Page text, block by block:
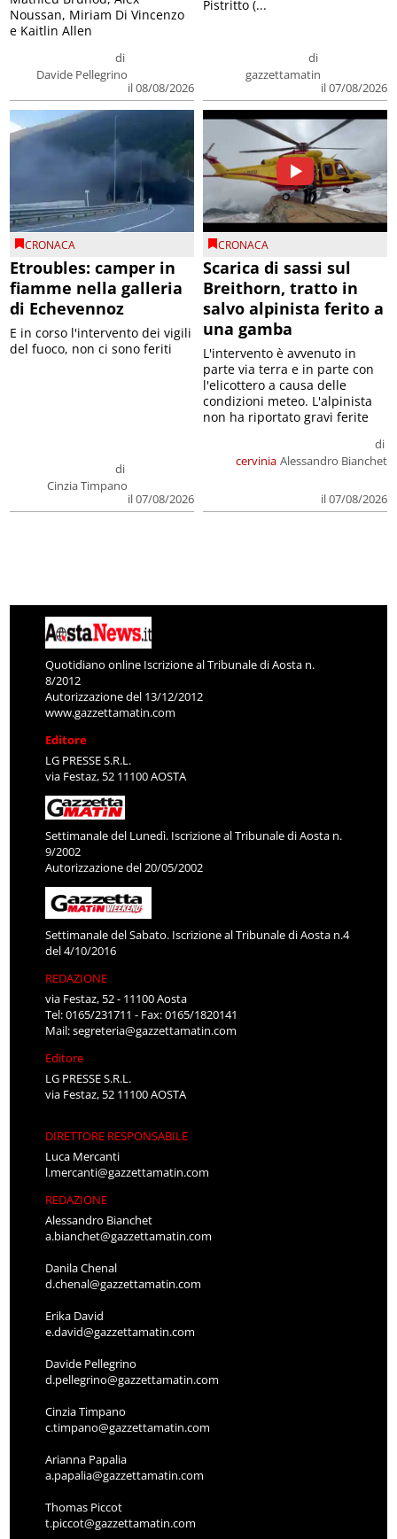
di
Davide Pellegrino
il 08/08/2026
Noussan, Miriam Di Vincenzo
e Kaitlin Allen
di
gazzettamatin
il 07/08/2026
Pistritto (...
CRONACA
Etroubles: camper in
fiamme nella galleria
di Echevennoz
di
Cinzia Timpano
il 07/08/2026
E in corso l'intervento dei vigili
del fuoco, non ci sono feriti
CRONACA
Scarica di sassi sul
Breithorn, tratto in
salvo alpinista ferito a
una gamba
cervinia
di
Alessandro Bianchet
il 07/08/2026
L'intervento è avvenuto in
parte via terra e in parte con
l'elicottero a causa delle
condizioni meteo. L'alpinista
non ha riportato gravi ferite
Quotidiano online Iscrizione al Tribunale di Aosta n.
8/2012
Autorizzazione del 13/12/2012
www.gazzettamatin.com
Editore
LG PRESSE S.R.L.
via Festaz, 52 11100 AOSTA
Settimanale del Lunedì. Iscrizione al Tribunale di Aosta n.
9/2002
Autorizzazione del 20/05/2002
Settimanale del Sabato. Iscrizione al Tribunale di Aosta n.4
del 4/10/2016
REDAZIONE
via Festaz, 52 - 11100 Aosta
Tel: 0165/231711 - Fax: 0165/1820141
Mail:segreteria@gazzettamatin.com
Editore
LG PRESSE S.R.L.
via Festaz, 52 11100 AOSTA
DIRETTORE RESPONSABILE
Luca Mercanti
l.mercanti@gazzettamatin.com
REDAZIONE
Alessandro Bianchet
a.bianchet@gazzettamatin.com
Danila Chenal
d.chenal@gazzettamatin.com
Erika David
e.david@gazzettamatin.com
Davide Pellegrino
d.pellegrino@gazzettamatin.com
Cinzia Timpano
c.timpano@gazzettamatin.com
Arianna Papalia
a.papalia@gazzettamatin.com
Thomas Piccot
t.piccot@gazzettamatin.com